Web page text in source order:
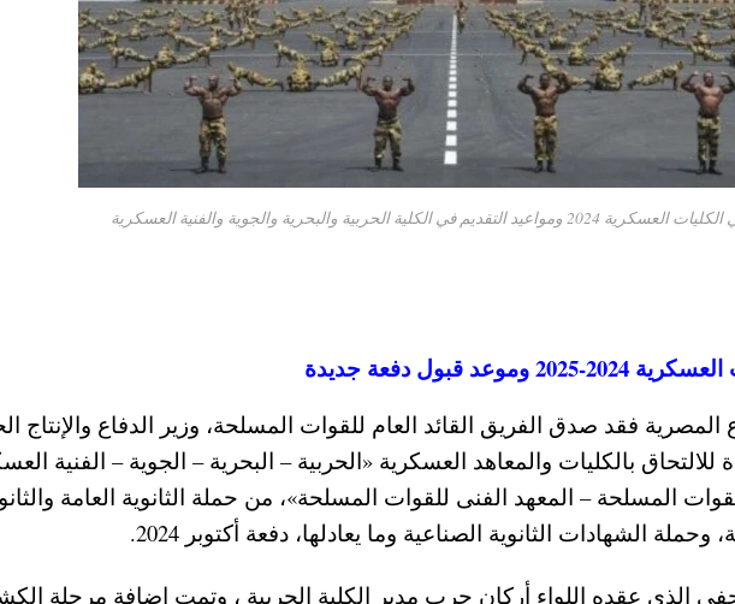
في الكلية الحربية والبحرية والجوية والفنية العسكرية
قبول دفعة جديدة
فقد صدق الفريق القائد العام للقوات المسلحة، وزير الدفاع والإنتاج
بالكليات والمعاهد العسكرية «الحربية – البحرية – الجوية – الفنية
المسلحة – المعهد الفنى للقوات المسلحة»، من حملة الثانوية العامة
الشهادات الثانوية الصناعية وما يعادلها، دفعة أكتوبر 2024.
الذي عقده اللواء أركان حرب مدير الكلية الحربية ، وتمت إضافة مرحلة